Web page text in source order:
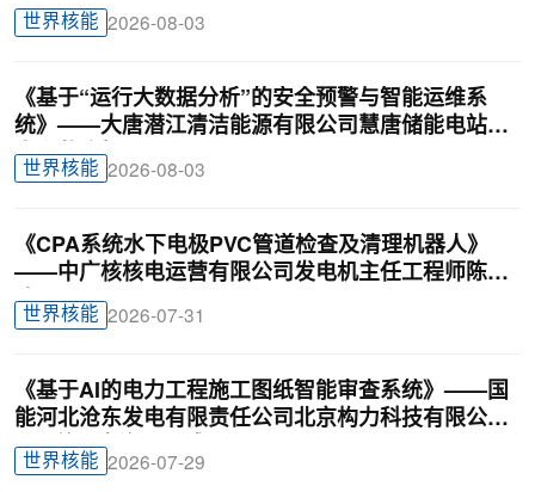
世界核能 2026-08-03
《基于“运行大数据分析”的安全预警与智能运维系
统》——大唐潜江清洁能源有限公司慧唐储能电站负
责人戴迎根
世界核能 2026-08-03
《CPA系统水下电极PVC管道检查及清理机器人》
——中广核核电运营有限公司发电机主任工程师陈俊
达
世界核能 2026-07-31
《基于AI的电力工程施工图纸智能审查系统》——国
能河北沧东发电有限责任公司北京构力科技有限公司
BIM曾理咨询罗晟威
世界核能 2026-07-29